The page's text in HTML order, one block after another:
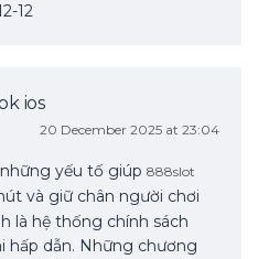
12
ios
20 December 2025 at 23:04
yếu tố giúp 888slot
và giữ chân người chơi
là hệ thống chính sách
hấp dẫn. Những chương